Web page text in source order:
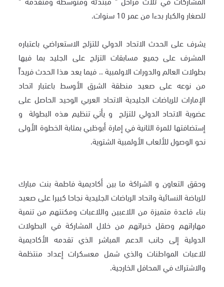
للصغار والكبار بدءا من عمر 10 سنوات.
يشرف على الحدث الاتحاد الدولي للتزلج الاستعراضي باعتباره
المشرف على جميع مسابقات التزلج على الجليد بما فيها
بطولات العالم والدورات الاولمبية .. فيما يعد هذا الحدث فريداً
من نوعه على صعيد منطقة الشرق الأوسط باعتبار اتحاد
الإمارات للرياضات الجليدية الاتحاد العربي الوحيد الحاصل على
عضوية الاتحاد الدولي للتزلج و يأتي تنظيم هذه البطولة و
إستضافتها للمرة الثانية في إمارة أبوظبي بمثابة الخطوة الأولى
نحو الوصول للألعاب الأولمبية الشتوية.
وحقق التعاون و الشراكة ما بين أكاديمية فاطمة بنت مبارك
للرياضة النسائية واتحاد الرياضات الجليدية نجاحا كبيرا على صعيد
بناء قاعدة متميزة من اللاعبين واللاعبات ومكنتهم من تنمية
مهاراتهم وصقل خبراتهم من خلال المشاركة في البطولات
الدولية إلى جانب الدعم المباشر الذي تقدمه الأكاديمية
للاعبات المواطنات والذي شمل معسكرات إعداد منتظمة
والاشتراك في المحافل الخارجية.